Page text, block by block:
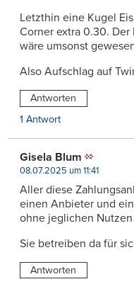
Letzthin eine Kugel
Corner extra 0.30.
wäre umsonst
Also Aufschlag auf
Antworten
1 Antwort
Gisela Blum
08.07.2025 um 11:41
Aller diese
einen Anbieter und
ohne jeglichen
Sie betreiben da für
Antworten